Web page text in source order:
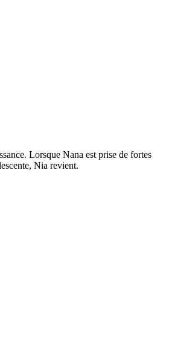
Lorsque Nana est prise de fortes
Nia revient.